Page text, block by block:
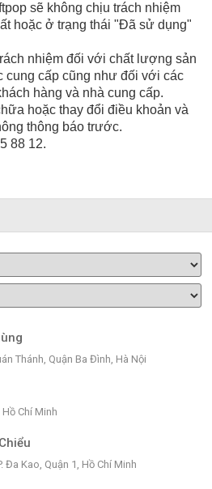
sẽ không chịu trách nhiệm
hoặc ở trạng thái "Đã sử dụng"
nhiệm đối với chất lượng sản
cung cấp cũng như đối với các
hàng và nhà cung cấp.
hoặc thay đổi điều khoản và
thông báo trước.
88 12.
Thánh, Quận Ba Đình, Hà Nội
Hồ Chí Minh
Đa Kao, Quận 1, Hồ Chí Minh